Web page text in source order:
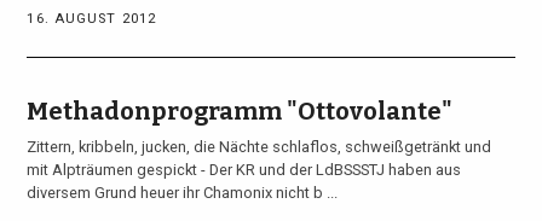
16. AUGUST 2012
Methadonprogramm "Ottovolante"
Zittern, kribbeln, jucken, die Nächte schlaflos, schweißgetränkt und
mit Alpträumen gespickt - Der KR und der LdBSSSTJ haben aus
diversem Grund heuer ihr Chamonix nicht b ...